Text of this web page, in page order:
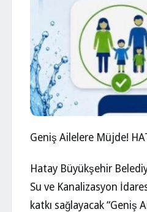
Geniş Ailelere Müjde!
Hatay Büyükşehir
Su ve Kanalizasyon
katkı sağlayacak “Geniş